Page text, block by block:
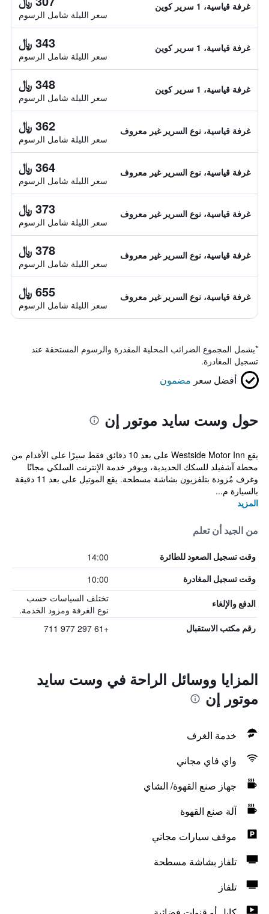
غرفة قياسية، 1 سرير كوين
سعر الليلة شامل الرسوم
غرفة قياسية، 1 سرير كوين 343 ﷼
سعر الليلة شامل الرسوم
غرفة قياسية، 1 سرير كوين 348 ﷼
سعر الليلة شامل الرسوم
غرفة قياسية، نوع السرير غير معروف 362 ﷼
سعر الليلة شامل الرسوم
غرفة قياسية، نوع السرير غير معروف 364 ﷼
سعر الليلة شامل الرسوم
غرفة قياسية، نوع السرير غير معروف 373 ﷼
سعر الليلة شامل الرسوم
غرفة قياسية، نوع السرير غير معروف 378 ﷼
سعر الليلة شامل الرسوم
غرفة قياسية، نوع السرير غير معروف 655 ﷼
سعر الليلة شامل الرسوم
*يشمل المجموع الضرائب المحلية المقدرة والرسوم المستحقة عند
تسجيل المغادرة.
أفضل سعر مضمون
حول وست سايد موتور إن
يقع Westside Motor Inn على بعد 10 دقائق فقط سيرًا على الأقدام من
محطة آشفيلد للسكك الحديدية، ويوفر خدمة الإنترنت السلكي مجانًا
وغرف مُزودة بتلفزيون بشاشة مسطحة. يقع الموتيل على بعد 11 دقيقة
بالسيارة م...
المزيد
من الجيد أن تعلم
وقت تسجيل الصعود للطائرة 14:00
وقت تسجيل المغادرة 10:00
الدفع والإلغاء
تختلف السياسات حسب
نوع الغرفة ومزود الخدمة.
رقم مكتب الاستقبال +61 297 977 711
المزايا ووسائل الراحة في وست سايد
موتور إن
خدمة الغرف
واي فاي مجاني
جهاز صنع القهوة/ الشاي
آلة صنع القهوة
موقف سيارات مجاني
تلفاز بشاشة مسطحة
تلفاز